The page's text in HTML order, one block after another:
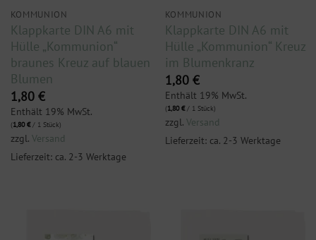
KOMMUNION
Klappkarte DIN A6 mit
Hülle „Kommunion“
braunes Kreuz auf blauen
Blumen
1,80 €
Enthält 19% MwSt.
(1,80€/ 1 Stück)
zzgl. Versand
Lieferzeit: ca. 2-3 Werktage
KOMMUNION
Klappkarte DIN A6 mit
Hülle „Kommunion“ Kreuz
im Blumenkranz
1,80 €
Enthält 19% MwSt.
(1,80€/ 1 Stück)
zzgl. Versand
Lieferzeit: ca. 2-3 Werktage